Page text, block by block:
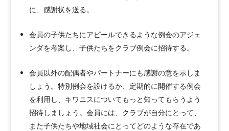
に、感謝状を送る。
会員の子供たちにアピールできるような例会のアジェ
ンダを考案し、子供たちをクラブ例会に招待する。
会員以外の配偶者やパートナーにも感謝の意を示しま
しょう。特別例会を設けるか、定期的に開催する例会
を利用し、キワニスについてもっと知ってもらうよう
招待しましょう。会員には、クラブが自分にとって、
また子供たちや地域社会にとってどのような存在であ